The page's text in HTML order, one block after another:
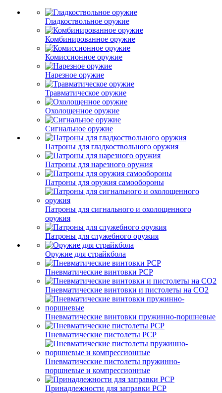
Гладкоствольное оружие
Комбинированное оружие
Комиссионное оружие
Нарезное оружие
Травматическое оружие
Охолощенное оружие
Сигнальное оружие
Патроны для гладкоствольного оружия
Патроны для нарезного оружия
Патроны для оружия самообороны
Патроны для сигнального и охолощенного
оружия
Патроны для служебного оружия
Оружие для страйкбола
Пневматические винтовки PCP
Пневматические винтовки и пистолеты на CO2
Пневматические винтовки пружинно-поршневые
Пневматические пистолеты PCP
Пневматические пистолеты пружинно-
поршневые и компрессионные
Принадлежности для заправки PCP